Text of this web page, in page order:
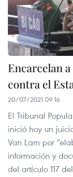
Encarcelan
contra el
20/07/2021 09:16
El Tribunal
inició hoy un
Van Lam por
información y
del artículo 117